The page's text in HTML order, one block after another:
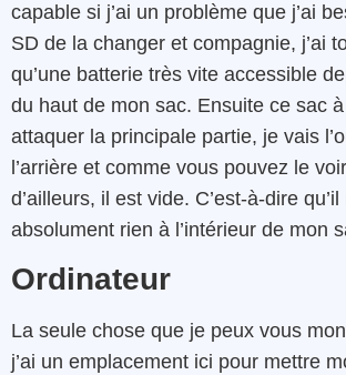
capable si j’ai un problème que j’ai
SD de la changer et compagnie, j’ai
qu’une batterie très vite accessible
du haut de mon sac. Ensuite ce sac
attaquer la principale partie, je vais
l’arrière et comme vous pouvez le
d’ailleurs, il est vide. C’est-à-dire qu’il
absolument rien à l’intérieur de mon
Ordinateur
La seule chose que je peux vous
j’ai un emplacement ici pour mettre